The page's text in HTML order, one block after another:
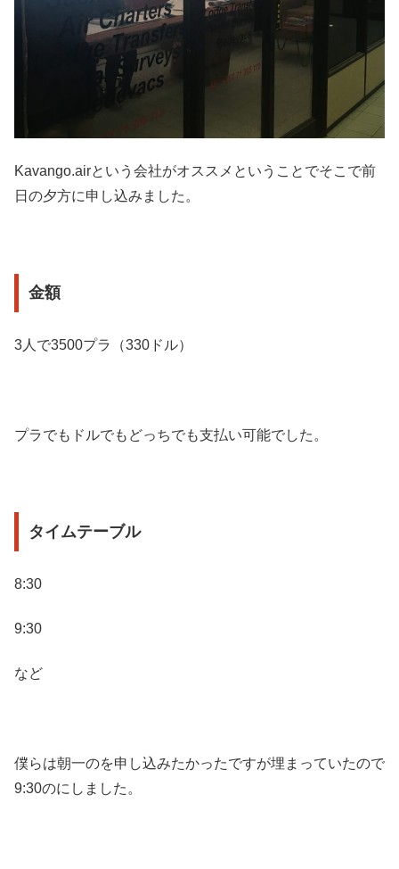
Kavango.airという会社がオススメということでそこで前
日の夕方に申し込みました。
金額
3人で3500プラ（330ドル）
プラでもドルでもどっちでも支払い可能でした。
タイムテーブル
8:30
9:30
など
僕らは朝一のを申し込みたかったですが埋まっていたので
9:30のにしました。